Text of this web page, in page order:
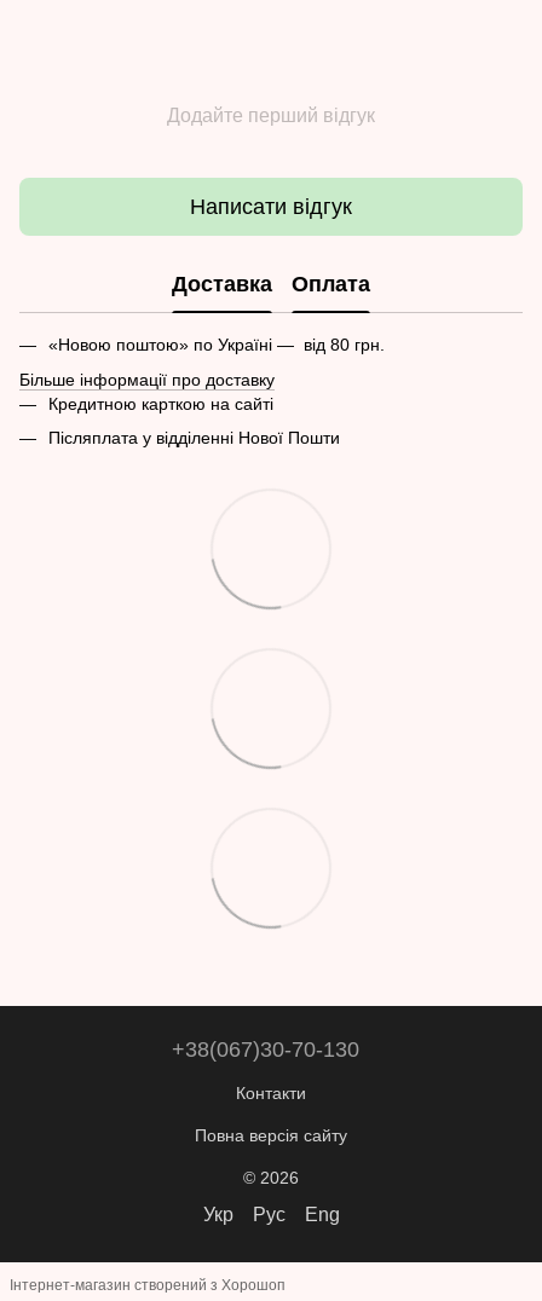
Додайте перший відгук
Написати відгук
Доставка Оплата
«Новою поштою» по Україні — від 80 грн.
Більше інформації про доставку
Кредитною карткою на сайті
Післяплата у відділенні Нової Пошти
+38(067)30-70-130
Контакти
Повна версія сайту
© 2026
Укр Рус Eng
Інтернет-магазин створений з Хорошоп